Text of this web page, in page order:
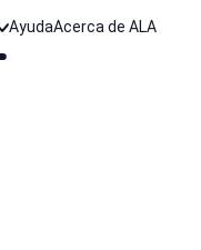
AyudaAcerca de ALA